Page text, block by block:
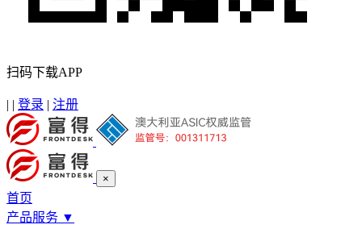
扫码下载APP
| | 登录 | 注册
×
首页
产品服务 ▼